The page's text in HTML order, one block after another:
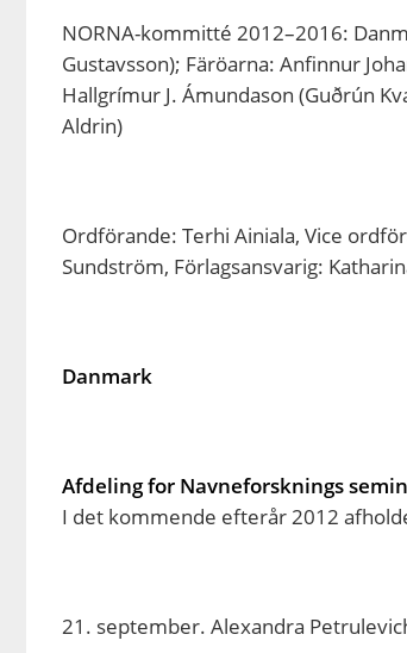
NORNA-kommitté 2012–2016:
Gustavsson); Färöarna: Anfinnur
Hallgrímur J. Ámundason (Guðrún
Aldrin)
Ordförande: Terhi Ainiala, Vice
Sundström, Förlagsansvarig:
Danmark
Afdeling for Navneforsknings
I det kommende efterår 2012
21. september. Alexandra